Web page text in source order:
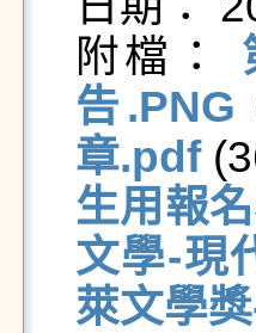
附檔：
告.PNG
章.pdf
生用報
文學-現
萊文學